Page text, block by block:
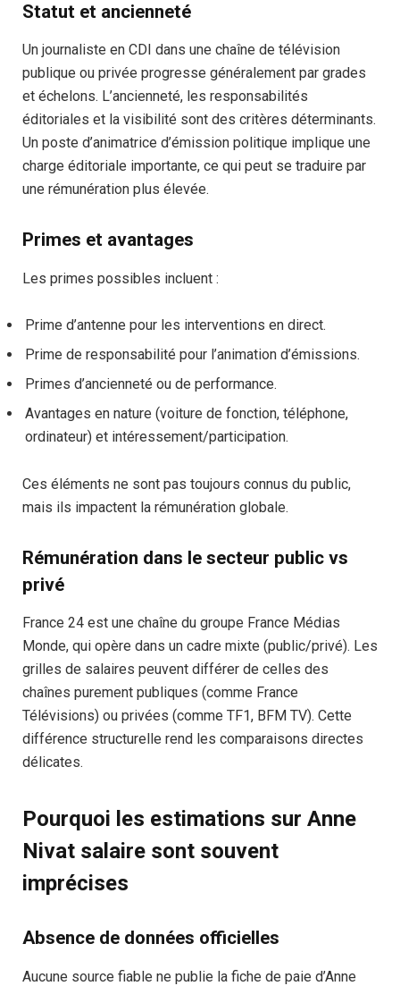
Statut et ancienneté
Un journaliste en CDI dans une chaîne de télévision
publique ou privée progresse généralement par grades
et échelons. L’ancienneté, les responsabilités
éditoriales et la visibilité sont des critères déterminants.
Un poste d’animatrice d’émission politique implique une
charge éditoriale importante, ce qui peut se traduire par
une rémunération plus élevée.
Primes et avantages
Les primes possibles incluent :
Prime d’antenne pour les interventions en direct.
Prime de responsabilité pour l’animation d’émissions.
Primes d’ancienneté ou de performance.
Avantages en nature (voiture de fonction, téléphone,
ordinateur) et intéressement/participation.
Ces éléments ne sont pas toujours connus du public,
mais ils impactent la rémunération globale.
Rémunération dans le secteur public vs
privé
France 24 est une chaîne du groupe France Médias
Monde, qui opère dans un cadre mixte (public/privé). Les
grilles de salaires peuvent différer de celles des
chaînes purement publiques (comme France
Télévisions) ou privées (comme TF1, BFM TV). Cette
différence structurelle rend les comparaisons directes
délicates.
Pourquoi les estimations sur Anne
Nivat salaire sont souvent
imprécises
Absence de données officielles
Aucune source fiable ne publie la fiche de paie d’Anne